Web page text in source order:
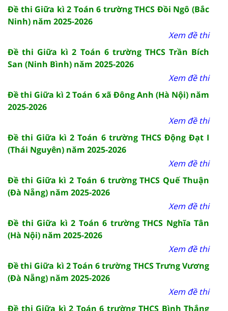
Đề thi Giữa kì 2 Toán 6 trường THCS Đồi Ngô (Bắc
Ninh) năm 2025-2026
Xem đề thi
Đề thi Giữa kì 2 Toán 6 trường THCS Trần Bích
San (Ninh Bình) năm 2025-2026
Xem đề thi
Đề thi Giữa kì 2 Toán 6 xã Đông Anh (Hà Nội) năm
2025-2026
Xem đề thi
Đề thi Giữa kì 2 Toán 6 trường THCS Động Đạt I
(Thái Nguyên) năm 2025-2026
Xem đề thi
Đề thi Giữa kì 2 Toán 6 trường THCS Quế Thuận
(Đà Nẵng) năm 2025-2026
Xem đề thi
Đề thi Giữa kì 2 Toán 6 trường THCS Nghĩa Tân
(Hà Nội) năm 2025-2026
Xem đề thi
Đề thi Giữa kì 2 Toán 6 trường THCS Trưng Vương
(Đà Nẵng) năm 2025-2026
Xem đề thi
Đề thi Giữa kì 2 Toán 6 trường THCS Bình Thắng